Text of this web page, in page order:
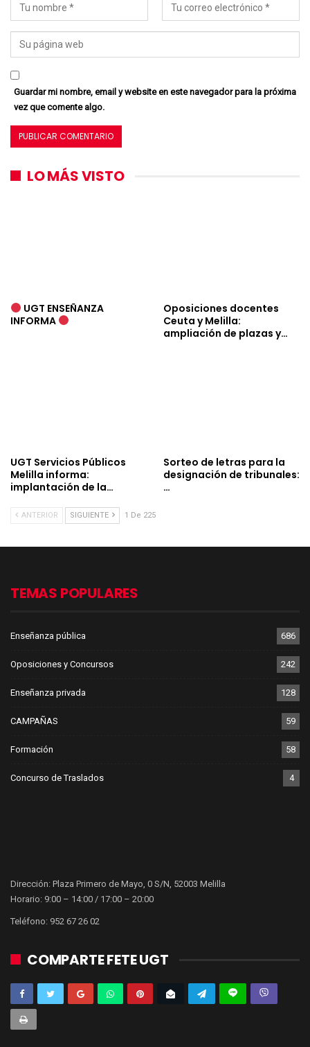
Guardar mi nombre, email y website en este navegador para la próxima
vez que comente algo.
LO MÁS VISTO
UGT ENSEÑANZA
INFORMA
Oposiciones docentes
Ceuta y Melilla:
ampliación de plazas y…
UGT Servicios Públicos
Melilla informa:
implantación de la…
Sorteo de letras para la
designación de tribunales:
…
ANTERIOR SIGUIENTE 1 De 225
TEMAS POPULARES
Enseñanza pública 686
Oposiciones y Concursos 242
Enseñanza privada 128
CAMPAÑAS 59
Formación 58
Concurso de Traslados 4
Dirección: Plaza Primero de Mayo, 0 S/N, 52003 Melilla
Horario: 9:00 – 14:00 / 17:00 – 20:00
Teléfono: 952 67 26 02
COMPARTE FETE UGT